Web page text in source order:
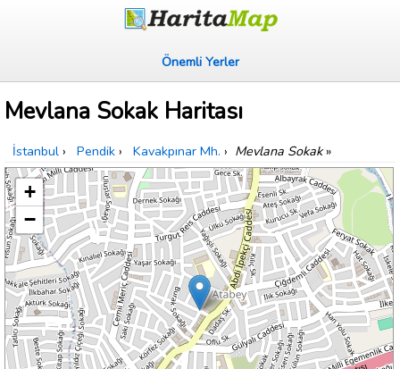
Önemli Yerler
Mevlana Sokak Haritası
İstanbul › Pendik › Kavakpınar Mh. › Mevlana Sokak»
+
−